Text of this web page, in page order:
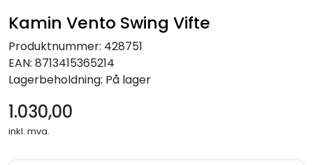
Kamin Vento Swing Vifte
Produktnummer: 428751
EAN: 8713415365214
Lagerbeholdning: På lager
1.030,00
inkl. mva.